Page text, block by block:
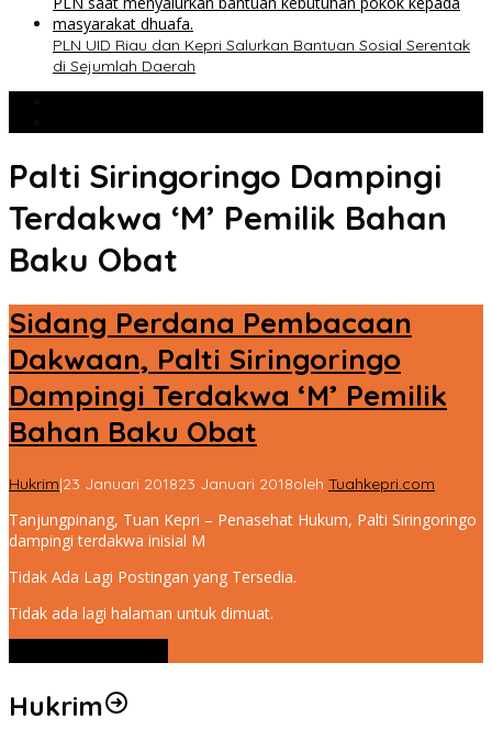
PLN UID Riau dan Kepri Salurkan Bantuan Sosial Serentak
di Sejumlah Daerah
Palti Siringoringo Dampingi
Terdakwa ‘M’ Pemilik Bahan
Baku Obat
Sidang Perdana Pembacaan
Dakwaan, Palti Siringoringo
Dampingi Terdakwa ‘M’ Pemilik
Bahan Baku Obat
Hukrim|23 Januari 201823 Januari 2018oleh Tuahkepri.com
Tanjungpinang, Tuan Kepri – Penasehat Hukum, Palti Siringoringo
dampingi terdakwa inisial M
Tidak Ada Lagi Postingan yang Tersedia.
Tidak ada lagi halaman untuk dimuat.
Hukrim